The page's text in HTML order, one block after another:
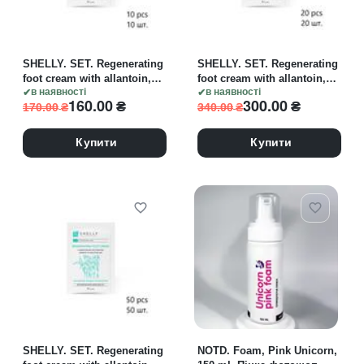
в наявності
SHELLY. SET. Regenerating
foot cream with allantoin,
bamboo extract and shea
butter, 10 pcs*4 ml.
ніг з алантоїном,
екстрактом бамбука ...
170.00₴160.00₴
Купити
в наявності
SHELLY. SET. Regenerating
foot cream with allantoin,
bamboo extract and shea
butter, 20 pcs*4 ml.
ніг з алантоїном,
екстрактом бамбука ...
340.00₴300.00₴
Купити
SHELLY. SET. Regenerating
NOTD. Foam, Pink Unicorn,